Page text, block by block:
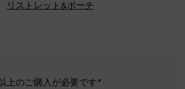
リストレット&ポーチ
上のご購入が必要です*